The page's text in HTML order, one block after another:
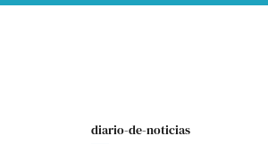
diario-de-noticias